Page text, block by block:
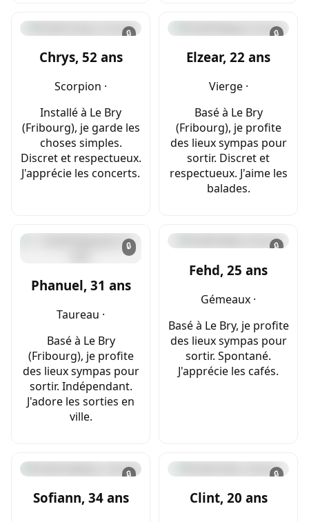
🔒
Chrys, 52 ans
Scorpion ·
Installé à Le Bry
(Fribourg), je garde les
choses simples.
Discret et respectueux.
J'apprécie les concerts.
🔒
Elzear, 22 ans
Vierge ·
Basé à Le Bry
(Fribourg), je profite
des lieux sympas pour
sortir. Discret et
respectueux. J'aime les
balades.
🔒
Phanuel, 31 ans
Taureau ·
Basé à Le Bry
(Fribourg), je profite
des lieux sympas pour
sortir. Indépendant.
J'adore les sorties en
ville.
🔒
Fehd, 25 ans
Gémeaux ·
Basé à Le Bry, je profite
des lieux sympas pour
sortir. Spontané.
J'apprécie les cafés.
🔒
Sofiann, 34 ans
🔒
Clint, 20 ans